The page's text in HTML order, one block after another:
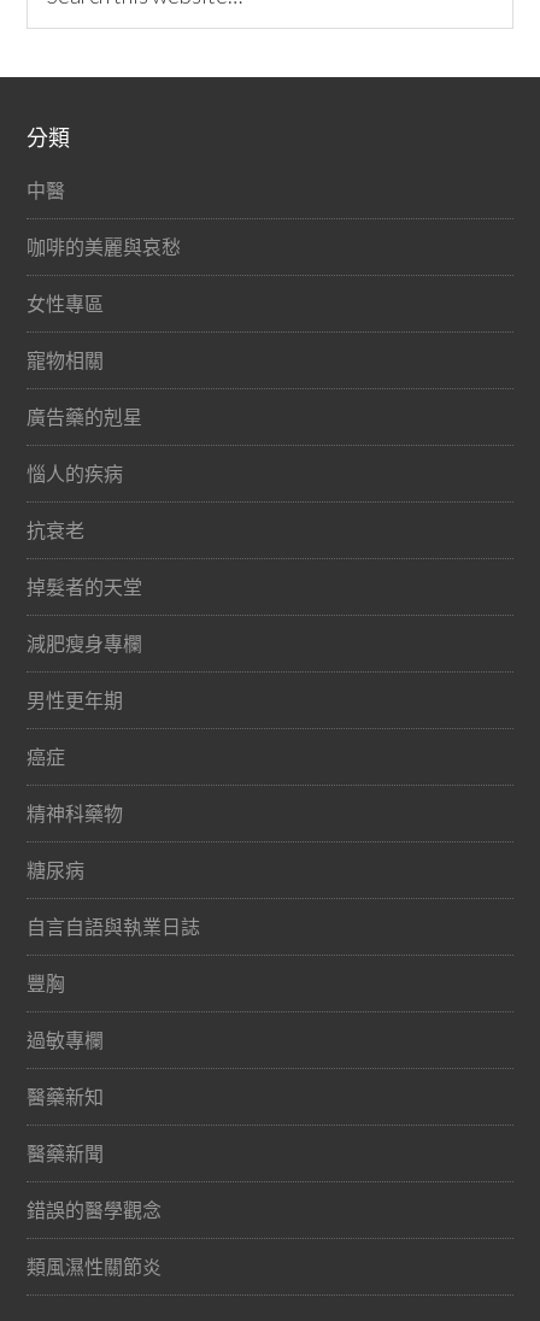
分類
中醫
咖啡的美麗與哀愁
女性專區
寵物相關
廣告藥的剋星
惱人的疾病
抗衰老
掉髮者的天堂
減肥瘦身專欄
男性更年期
癌症
精神科藥物
糖尿病
自言自語與執業日誌
豐胸
過敏專欄
醫藥新知
醫藥新聞
錯誤的醫學觀念
類風濕性關節炎